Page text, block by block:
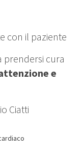
con il paziente
prendersi cura
e
Ciatti